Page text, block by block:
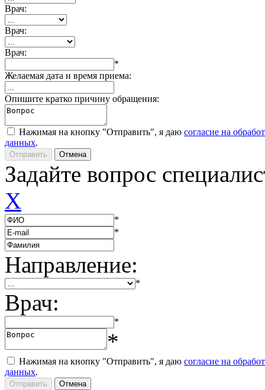
Врач:
Врач:
Врач:
*
Желаемая дата и время приема:
Опишите кратко причину обращения:
Нажимая на кнопку "Отправить", я даю согласие на
данных.
Задайте вопрос
X
*
*
Направление:
*
Врач:
*
*
Нажимая на кнопку "Отправить", я даю согласие на
данных.